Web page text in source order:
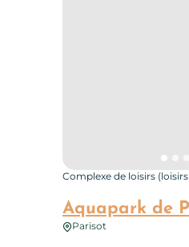
Aquapark de
Complexe de loisirs
Parisot